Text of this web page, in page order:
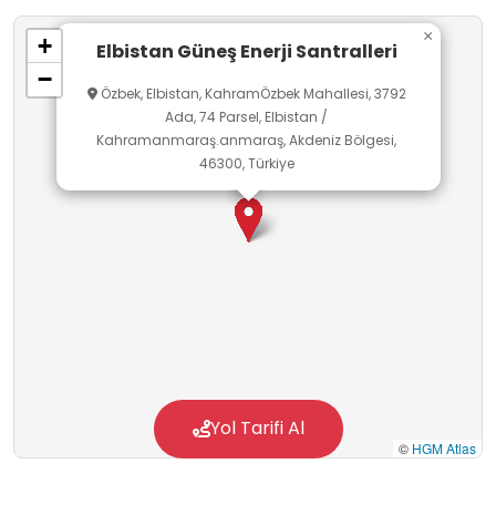
de yenilenebilir enerjinin üretim süreçlerini aynı
coğrafyada gözlemleyerek, karbon ayak izinin
azaltılması ve temiz enerjinin geleceği hakkında
somut verilerle analiz yapabilirler. Tesisler
endüstriyel alan olduğu için, ziyaretler eğitim
amaçlı kontrollü gözlem statüsünde
Elbistan Güneş Enerji Santralleri
Özbek, Elbistan, KahramÖzbek Mahallesi, 3792
Ada, 74 Parsel, Elbistan /
Kahramanmaraş.anmaraş, Akdeniz Bölgesi,
46300, Türkiye
×
+
−
© HGM Atlas
Yol Tarifi Al